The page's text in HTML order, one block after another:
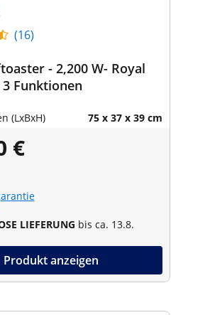
(16)
- 2,200 W- Royal
Funktionen
(LxBxH) 75 x 37 x 39 cm
€
LIEFERUNG bis ca. 13.8.
Produkt anzeigen